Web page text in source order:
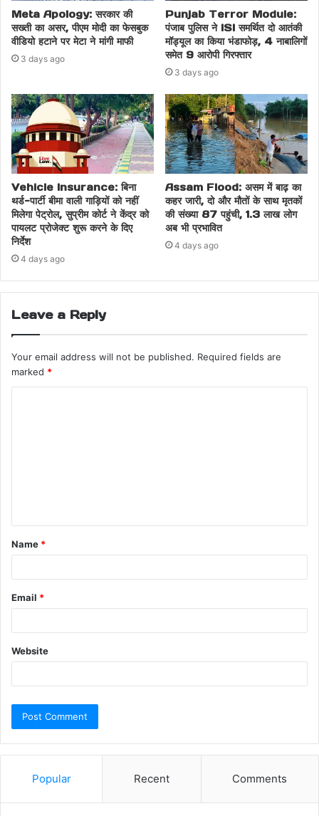
Meta Apology: सरकार की
सख्ती का असर, पीएम मोदी का फेसबुक
वीडियो हटाने पर मेटा ने मांगी माफी
3 days ago
Punjab Terror Module:
पंजाब पुलिस ने ISI समर्थित दो आतंकी
मॉड्यूल का किया भंडाफोड़, 4 नाबालिगों
समेत 9 आरोपी गिरफ्तार
3 days ago
Vehicle Insurance: बिना
थर्ड-पार्टी बीमा वाली गाड़ियों को नहीं
मिलेगा पेट्रोल, सुप्रीम कोर्ट ने केंद्र को
पायलट प्रोजेक्ट शुरू करने के दिए
निर्देश
4 days ago
Assam Flood: असम में बाढ़ का
कहर जारी, दो और मौतों के साथ मृतकों
की संख्या 87 पहुंची, 1.3 लाख लोग
अब भी प्रभावित
4 days ago
Leave a Reply
Your email address will not be published. Required fields are
marked *
Name *
Email *
Website
Popular Recent Comments